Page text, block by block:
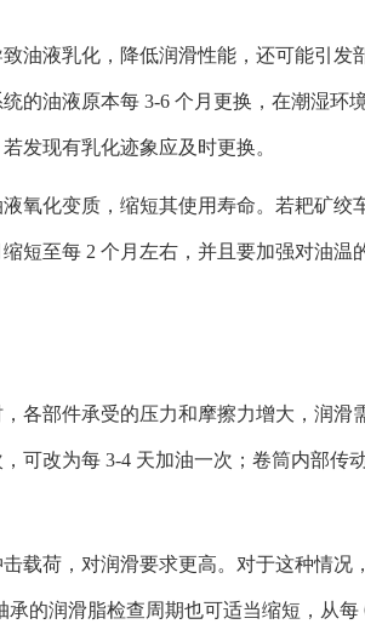
油液乳化，降低润滑性能，还可能引发
的油液原本每 3-6 个月更换，在潮湿环
发现有乳化迹象应及时更换。
氧化变质，缩短其使用寿命。若耙矿绞
短至每 2 个月左右，并且要加强对油温
各部件承受的压力和摩擦力增大，润滑
可改为每 3-4 天加油一次；卷筒内部传
载荷，对润滑要求更高。对于这种情况
的润滑脂检查周期也可适当缩短，从